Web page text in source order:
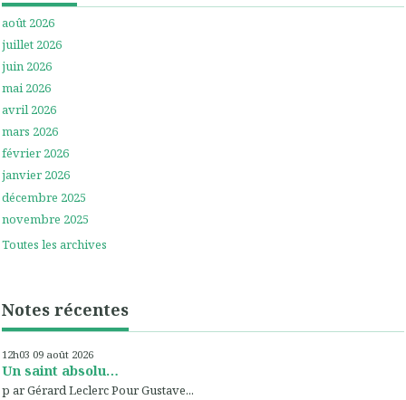
août 2026
juillet 2026
juin 2026
mai 2026
avril 2026
mars 2026
février 2026
janvier 2026
décembre 2025
novembre 2025
Toutes les archives
Notes récentes
12h03 09 août 2026
Un saint absolu…
p ar Gérard Leclerc Pour Gustave...